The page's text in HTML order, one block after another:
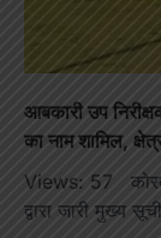
आबकारी उप
का नाम शामिल,
Views: 57
द्वारा जारी मुख्य